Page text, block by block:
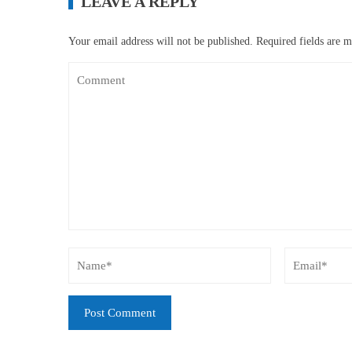
Your email address will not be published. Required fields are